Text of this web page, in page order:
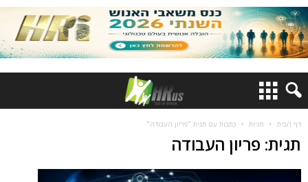
דף הבית תגיות כתבות עם תגית "פריון העבודה"
תגית: פריון העבודה